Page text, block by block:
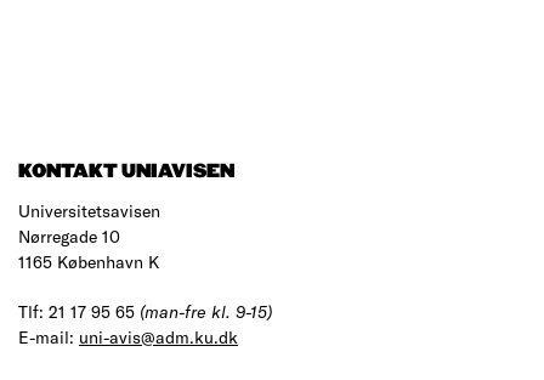
KONTAKT UNIAVISEN
Universitetsavisen
Nørregade 10
1165 København K
Tlf: 21 17 95 65 (man-fre kl. 9-15)
E-mail: uni-avis@adm.ku.dk